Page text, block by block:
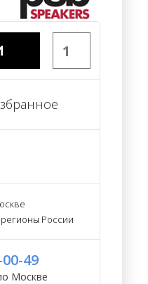
России
49
Москве